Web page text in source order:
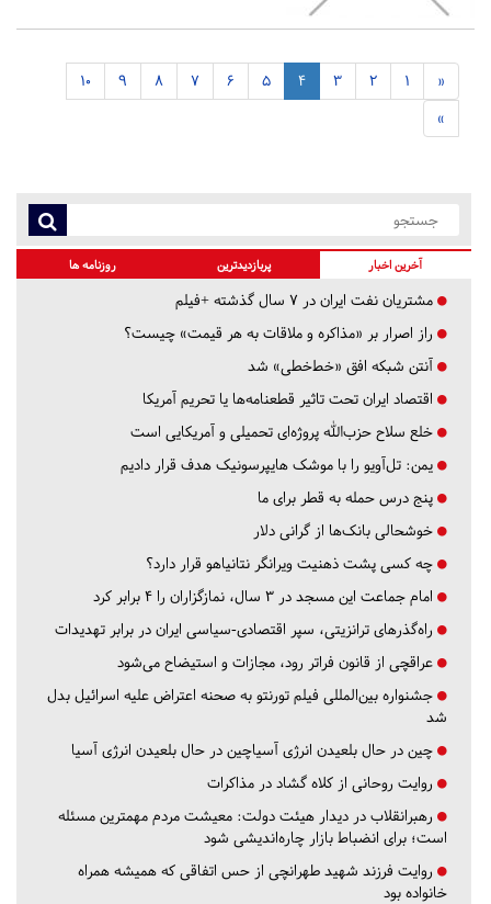
«
1
2
3
4
5
6
7
8
9
10
»
آخرین اخبار پربازدیدترین روزنامه ها
مشتریان نفت ایران در ۷ سال گذشته +فیلم
راز اصرار بر «مذاکره و ملاقات به هر قیمت» چیست؟
آنتن شبکه افق «خط‌خطی» شد
اقتصاد ایران تحت تاثیر قطعنامه‌ها یا تحریم‌ آمریکا
خلع سلاح حزب‌الله پروژه‌ای تحمیلی و آمریکایی است
یمن: تل‌آویو را با موشک هایپرسونیک هدف قرار دادیم
پنج درس‌ حمله به قطر برای ما
خوشحالی بانک‌ها از گرانی دلار
چه کسی پشت ذهنیت ویرانگر نتانیاهو قرار دارد؟
امام جماعت این مسجد در ۳ سال، نمازگزاران را ۴ برابر کرد
راه‌گذرهای ترانزیتی، سپر اقتصادی-سیاسی ایران در برابر تهدیدات
عراقچی از قانون فراتر رود، مجازات و استیضاح می‌شود
جشنواره بین‌المللی فیلم تورنتو به صحنه اعتراض علیه اسرائیل بدل
شد
چین در حال بلعیدن انرژی آسیاچین در حال بلعیدن انرژی آسیا
روایت روحانی از کلاه گشاد در مذاکرات
رهبرانقلاب در دیدار هیئت دولت: معیشت مردم مهمترین مسئله
است؛ برای انضباط بازار چاره‌اندیشی شود
روایت فرزند شهید طهرانچی از حس اتفاقی که همیشه همراه
خانواده بود